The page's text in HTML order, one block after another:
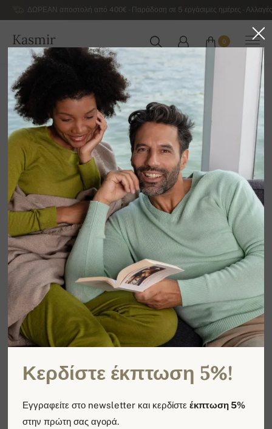
ΔΩΡΕΑΝ αποστολή από 400€ - Παράδοση σε 5 εργάσιμες ημέρες -
Kasmir
ΕΛΛΆΔΑ
0
Αρχική
Αντρικά κασμιρένια πουλόβερ πολυτελείας
Ανδρικά κασμιρένια ζιβάγκο
Κερδίστε έκπτωση 5%!
Εγγραφείτε στο newsletter και κερδίστεέκπτωση 5%
στην πρώτη σας αγορά.